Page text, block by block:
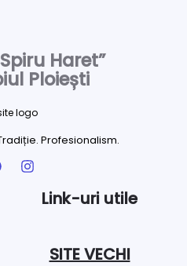
Haret”
Ploiești
Profesionalism.
Link-uri utile
SITE VECHI